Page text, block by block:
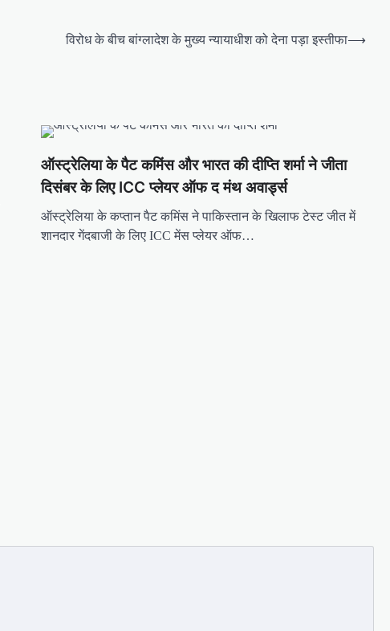
विरोध के बीच बांग्लादेश के मुख्य न्यायाधीश को देना पड़ा इस्तीफा⟶
ऑस्ट्रेलिया के पैट कमिंस और भारत की दीप्ति शर्मा ने जीता
दिसंबर के लिए ICC प्लेयर ऑफ द मंथ अवार्ड्स
ऑस्ट्रेलिया के कप्तान पैट कमिंस ने पाकिस्तान के खिलाफ टेस्ट जीत में
शानदार गेंदबाजी के लिए ICC मेंस प्लेयर ऑफ…